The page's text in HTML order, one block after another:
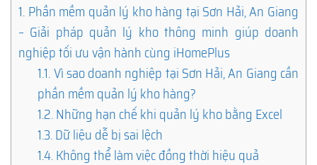
1. Phần mềm quản lý kho hàng tại Sơn Hải, An Giang
– Giải pháp quản lý kho thông minh giúp doanh
nghiệp tối ưu vận hành cùng iHomePlus
1.1.Vì sao doanh nghiệp tại Sơn Hải, An Giang cần
phần mềm quản lý kho hàng?
1.2.Những hạn chế khi quản lý kho bằng Excel
1.3.Dữ liệu dễ bị sai lệch
1.4.Không thể làm việc đồng thời hiệu quả